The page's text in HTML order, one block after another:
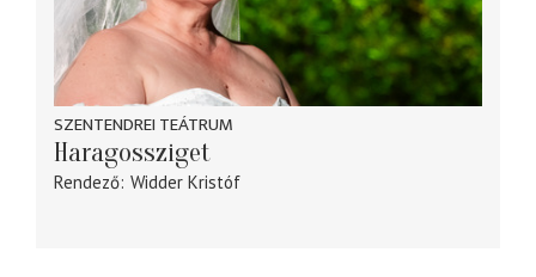
SZENTENDREI TEÁTRUM
Haragossziget
Rendező Widder Kristóf